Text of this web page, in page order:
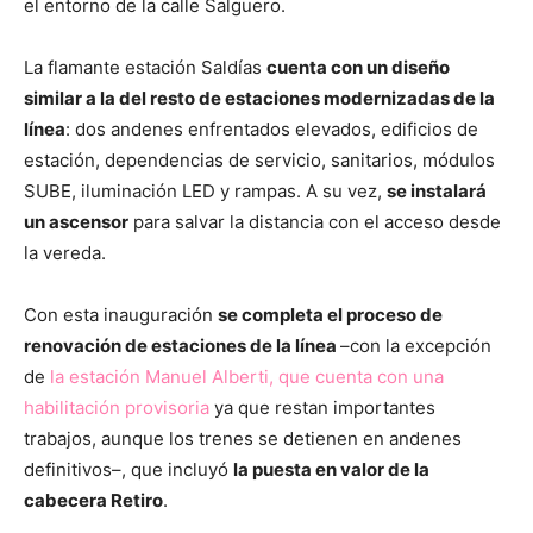
el entorno de la calle Salguero.
La flamante estación Saldías cuenta con un diseño
similar a la del resto de estaciones modernizadas de la
línea: dos andenes enfrentados elevados, edificios de
estación, dependencias de servicio, sanitarios, módulos
SUBE, iluminación LED y rampas. A su vez, se instalará
un ascensor para salvar la distancia con el acceso desde
la vereda.
Con esta inauguración se completa el proceso de
renovación de estaciones de la línea –con la excepción
de la estación Manuel Alberti, que cuenta con una
habilitación provisoria ya que restan importantes
trabajos, aunque los trenes se detienen en andenes
definitivos–, que incluyó la puesta en valor de la
cabecera Retiro.